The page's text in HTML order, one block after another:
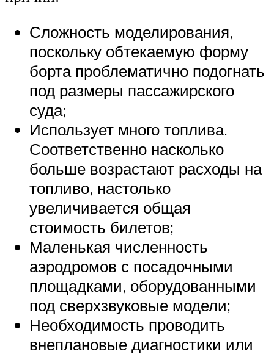
Сложность моделирования,
поскольку обтекаемую форму
борта проблематично подогнать
под размеры пассажирского
суда;
Использует много топлива.
Соответственно насколько
больше возрастают расходы на
топливо, настолько
увеличивается общая
стоимость билетов;
Маленькая численность
аэродромов с посадочными
площадками, оборудованными
под сверхзвуковые модели;
Необходимость проводить
внеплановые диагностики или